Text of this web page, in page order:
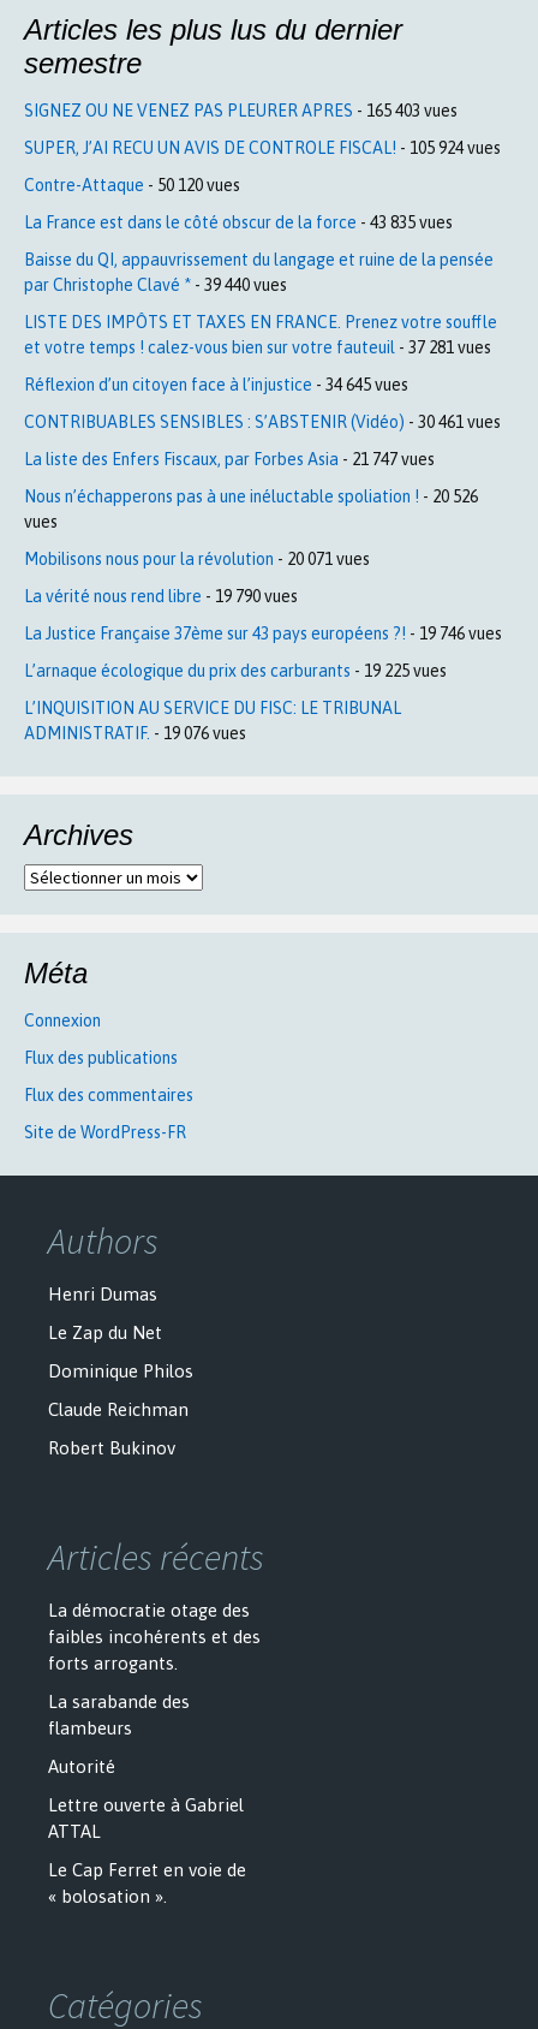
Articles les plus lus du dernier
semestre
SIGNEZ OU NE VENEZ PAS PLEURER APRES - 165 403 vues
SUPER, J’AI RECU UN AVIS DE CONTROLE FISCAL! - 105 924 vues
Contre-Attaque - 50 120 vues
La France est dans le côté obscur de la force - 43 835 vues
Baisse du QI, appauvrissement du langage et ruine de la pensée
par Christophe Clavé * - 39 440 vues
LISTE DES IMPÔTS ET TAXES EN FRANCE. Prenez votre souffle
et votre temps ! calez-vous bien sur votre fauteuil - 37 281 vues
Réflexion d’un citoyen face à l’injustice - 34 645 vues
CONTRIBUABLES SENSIBLES : S’ABSTENIR (Vidéo) - 30 461 vues
La liste des Enfers Fiscaux, par Forbes Asia - 21 747 vues
Nous n’échapperons pas à une inéluctable spoliation ! - 20 526
vues
Mobilisons nous pour la révolution - 20 071 vues
La vérité nous rend libre - 19 790 vues
La Justice Française 37ème sur 43 pays européens ?! - 19 746 vues
L’arnaque écologique du prix des carburants - 19 225 vues
L’INQUISITION AU SERVICE DU FISC: LE TRIBUNAL
ADMINISTRATIF. - 19 076 vues
Archives
Archives
Méta
Connexion
Flux des publications
Flux des commentaires
Site de WordPress-FR
Authors
Henri Dumas
Le Zap du Net
Dominique Philos
Claude Reichman
Robert Bukinov
Articles récents
La démocratie otage des
faibles incohérents et des
forts arrogants.
La sarabande des
flambeurs
Autorité
Lettre ouverte à Gabriel
ATTAL
Le Cap Ferret en voie de
« bolosation ».
Catégories